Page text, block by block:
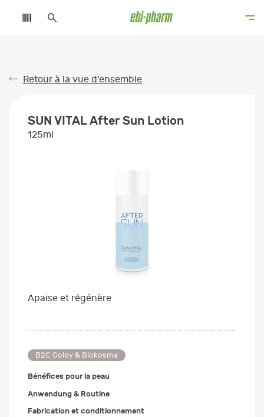
Retour à la vue d’ensemble
SUN VITAL After Sun Lotion
125ml
Apaise et régénère
B2C Goloy & Biokosma
Bénéfices pour la peau
Anwendung & Routine
Fabrication et conditionnement